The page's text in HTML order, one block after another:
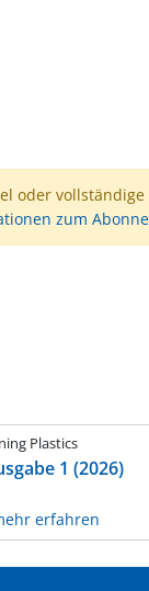
oder
zum
Plastics
1 (2026)
erfahren